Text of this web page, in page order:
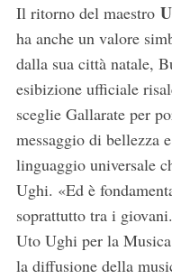
Il ritorno del maestro
ha anche un valore
dalla sua città natale,
esibizione ufficiale
sceglie Gallarate per
messaggio di bellezza
linguaggio universale
Ughi. «Ed è
soprattutto tra i
Uto Ughi per la
la diffusione della